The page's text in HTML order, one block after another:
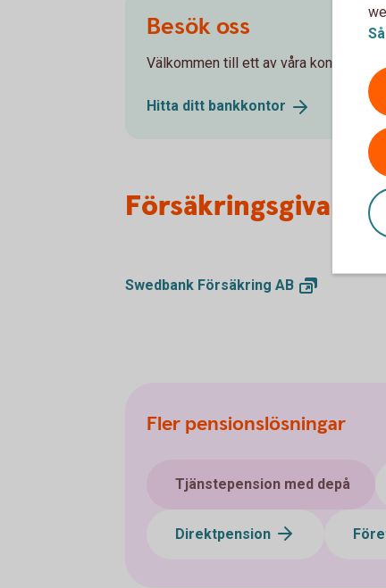
Besök oss
Välkommen till ett av våra kontor så
Hitta ditt bankkontor
Försäkringsgivare
Swedbank Försäkring AB
Fler pensionslösningar
Tjänstepension med depå
Direktpension